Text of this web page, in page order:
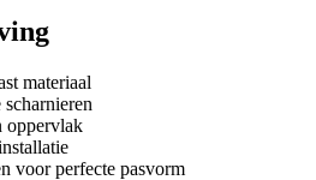
materiaal
oppervlak
voor perfecte pasvorm